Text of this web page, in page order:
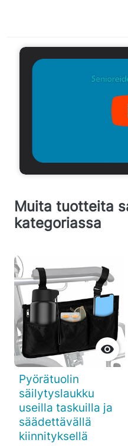
Muita tuotteita
kategoriassa

Pyörätuolin
säilytyslaukku
useilla taskuilla ja
säädettävällä
kiinnityksellä